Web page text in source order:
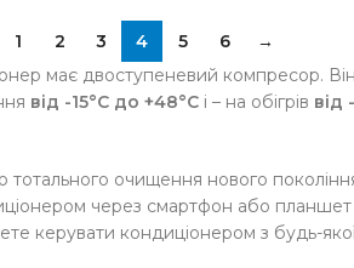
1 2 3 4 5 6
→
має двоступеневий компресор.
від -15°С до +48°Сі – на обігрів від
тотального очищення нового
через смартфон або
керувати кондиціонером з будь-якої